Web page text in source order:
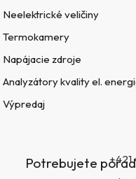
Neelektrické veličiny
Termokamery
Napájacie zdroje
Analyzátory kvality el.
Výpredaj
Potrebujete
+421